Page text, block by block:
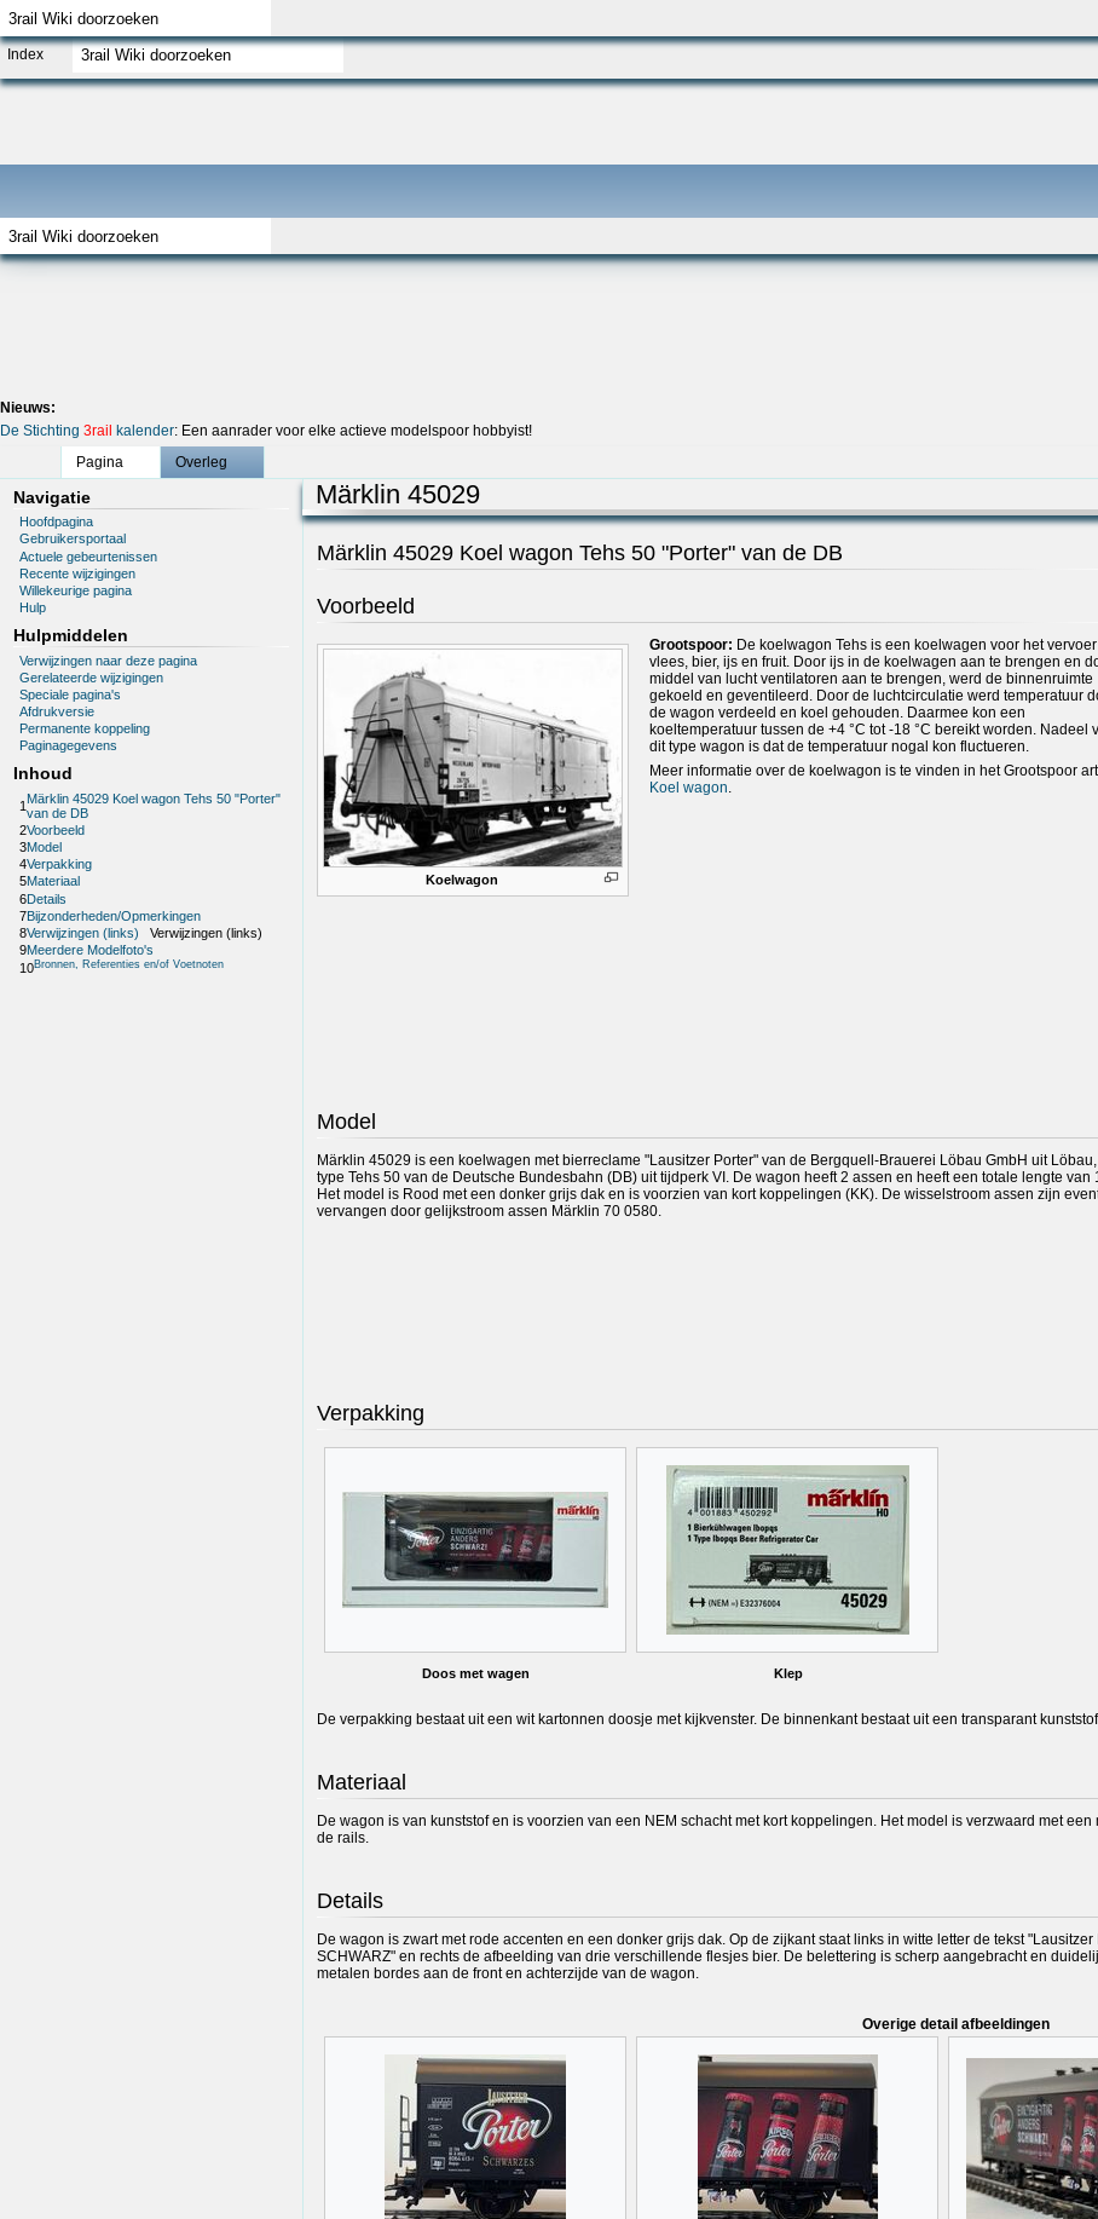
Index
Nieuws:
De Stichting 3rail kalender: Een aanrader voor elke actieve modelspoor hobbyist!
Pagina
Overleg
Navigatie
Hoofdpagina
Gebruikersportaal
Actuele gebeurtenissen
Recente wijzigingen
Willekeurige pagina
Hulp
Hulpmiddelen
Verwijzingen naar deze pagina
Gerelateerde wijzigingen
Speciale pagina's
Afdrukversie
Permanente koppeling
Paginagegevens
Inhoud
1 Märklin 45029 Koel wagon Tehs 50 "Porter"
van de DB
2Voorbeeld
3Model
4Verpakking
5Materiaal
6Details
7Bijzonderheden/Opmerkingen
8Verwijzingen (links)
Verwijzingen (links)
9Meerdere Modelfoto's
10Bronnen, Referenties en/of Voetnoten
Märklin 45029
Märklin 45029 Koel wagon Tehs 50 "Porter" van de DB
Voorbeeld
Koelwagon
Grootspoor: De koelwagon Tehs is een koelwagen voor het
vlees, bier, ijs en fruit. Door ijs in de koelwagen aan te brengen en
middel van lucht ventilatoren aan te brengen, werd de binnenruimte
gekoeld en geventileerd. Door de luchtcirculatie werd temperatuur
de wagon verdeeld en koel gehouden. Daarmee kon een
koeltemperatuur tussen de +4 °C tot -18 °C bereikt worden. Nadeel
dit type wagon is dat de temperatuur nogal kon fluctueren.
Meer informatie over de koelwagon is te vinden in het Grootspoor
Koel wagon
Model
Märklin 45029 is een koelwagen met bierreclame "Lausitzer Porter" van de Bergquell-Brauerei Löbau GmbH uit
type Tehs 50 van de Deutsche Bundesbahn (DB) uit tijdperk VI. De wagon heeft 2 assen en heeft een totale lengte van
Het model is Rood met een donker grijs dak en is voorzien van kort koppelingen (KK). De wisselstroom assen zijn
vervangen door gelijkstroom assen Märklin 70 0580.
Verpakking
Doos met wagen Klep
De verpakking bestaat uit een wit kartonnen doosje met kijkvenster. De binnenkant bestaat uit een transparant
Materiaal
De wagon is van kunststof en is voorzien van een NEM schacht met kort koppelingen. Het model is verzwaard met
de rails.
Details
De wagon is zwart met rode accenten en een donker grijs dak. Op de zijkant staat links in witte letter de tekst
SCHWARZ" en rechts de afbeelding van drie verschillende flesjes bier. De belettering is scherp aangebracht en
metalen bordes aan de front en achterzijde van de wagon.
Overige detail afbeeldingen